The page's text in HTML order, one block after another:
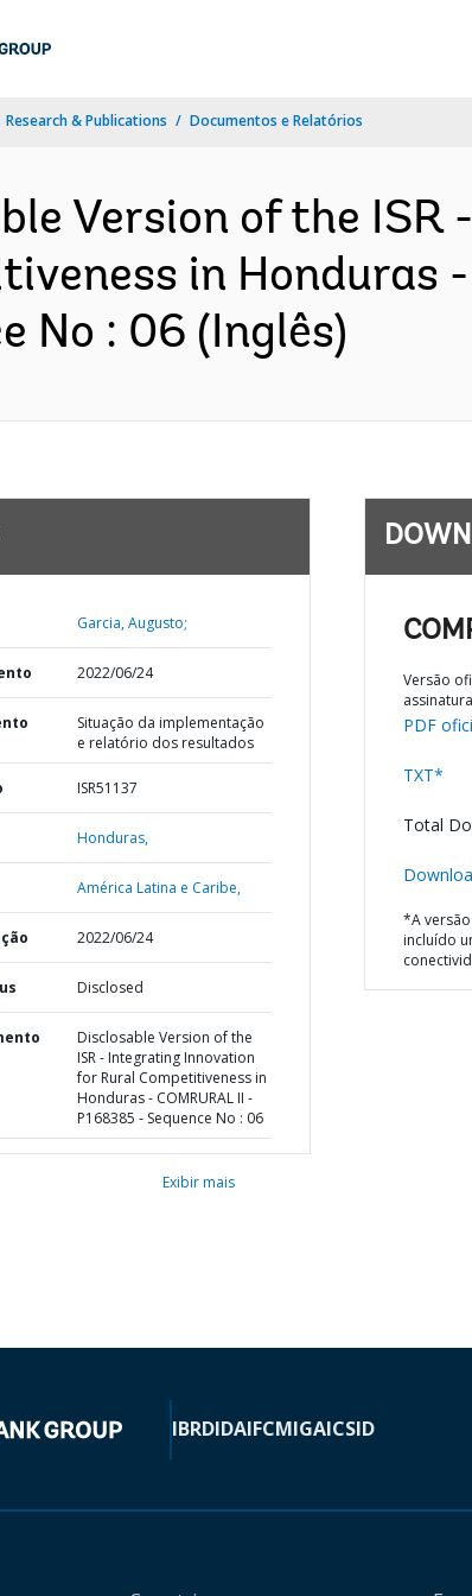
Research & Publications Documentos e Relatórios
Version of the
in Honduras
No : 06 (Inglês)
Garcia, Augusto;
2022/06/24
Situação da implementação
e relatório dos resultados
ISR51137
Honduras,
América Latina e Caribe,
2022/06/24
Disclosed
Disclosable Version of the
ISR - Integrating Innovation
for Rural Competitiveness in
Honduras - COMRURAL II -
P168385 - Sequence No : 06
Exibir mais
Versão
PDF
TXT*
Total
*A
incluído
IBRDIDAIFCMIGAICSID